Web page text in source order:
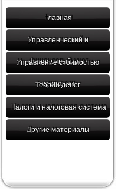
Главная
Управленческий и
финансовый учет
Управление стоимостью
компании
Теории денег
Налоги и налоговая система
Другие материалы